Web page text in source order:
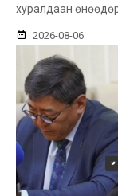
хуралдаан
2026-08-06